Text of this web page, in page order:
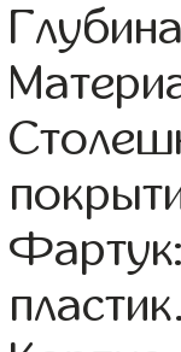
пластик.